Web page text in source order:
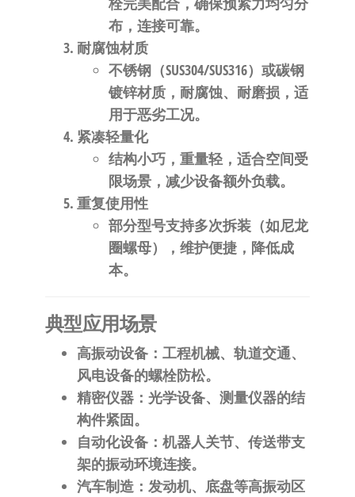
布，连接可靠。
​耐腐蚀材质​
不锈钢（SUS304/SUS316）或碳钢
镀锌材质，耐腐蚀、耐磨损，适
用于恶劣工况。
​紧凑轻量化​
结构小巧，重量轻，适合空间受
限场景，减少设备额外负载。
​重复使用性​
部分型号支持多次拆装（如尼龙
圈螺母），维护便捷，降低成
本。
​典型应用场景​
​高振动设备​​：工程机械、轨道交通、
风电设备的螺栓防松。
​精密仪器​​：光学设备、测量仪器的结
构件紧固。
​自动化设备​​：机器人关节、传送带支
架的振动环境连接。
​汽车制造​​：发动机、底盘等高振动区